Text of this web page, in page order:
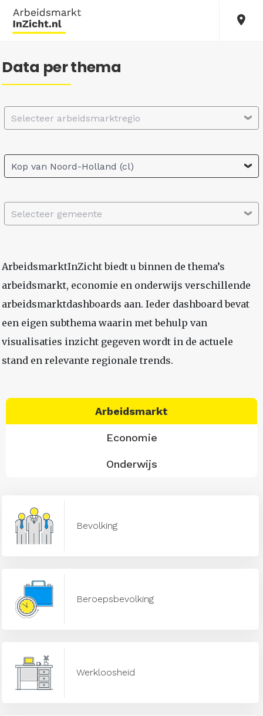
Data per thema
Selecteer arbeidsmarktregio
Kop van Noord-Holland (cl)
Selecteer gemeente
ArbeidsmarktInZicht biedt u binnen de thema’s
arbeidsmarkt, economie en onderwijs verschillende
arbeidsmarktdashboards aan. Ieder dashboard bevat
een eigen subthema waarin met behulp van
visualisaties inzicht gegeven wordt in de actuele
stand en relevante regionale trends.
Arbeidsmarkt
Economie
Onderwijs
Bevolking
Beroepsbevolking
Werkloosheid